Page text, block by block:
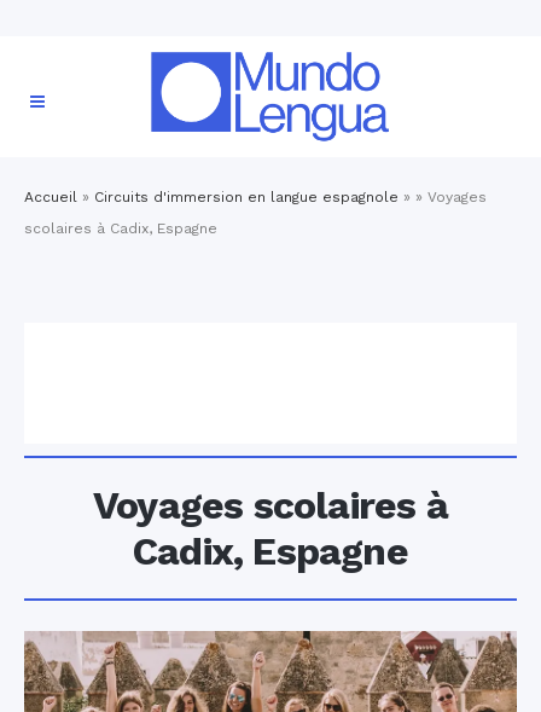
Accueil » Circuits d'immersion en langue espagnole » » Voyages
scolaires à Cadix, Espagne
Voyages scolaires à
Cadix, Espagne